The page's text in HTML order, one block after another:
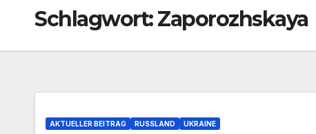
Schlagwort:Zaporozhskaya
AKTUELLER BEITRAG RUSSLAND UKRAINE